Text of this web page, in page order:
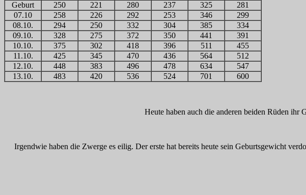
Geburt
250 221 280 237 325
281
07.10
258 226 292 253 346
299
08.10.
294 250 332 304 385
334
09.10.
328 275 372 350 441
391
10.10.
375 302 418 396 511
455
11.10.
425 345 470 436 564
512
12.10.
448 383 496 478 634
547
13.10.
483 420 536 524 701 600
Heute haben auch die anderen beiden Rüden ihr
Irgendwie haben die Zwerge es eilig. Der erste hat bereits heute sein Geburtsgewicht